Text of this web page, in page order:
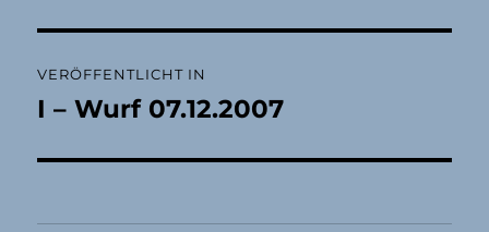
VERÖFFENTLICHT IN
I – Wurf 07.12.2007